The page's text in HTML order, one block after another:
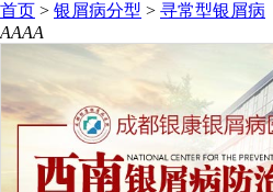
首页 > 银屑病分型 > 寻常型银屑病
AAAA